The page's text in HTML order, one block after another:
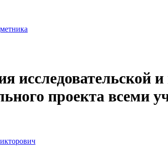
исследовательской
проекта всеми